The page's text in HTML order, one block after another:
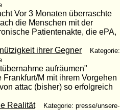
Vor 3 Monaten überraschte
die Menschen mit der
Patientenakte, die ePA,
ihrer Gegner
Kategorie:
aufräumen"
M mit ihrem Vorgehen
attac (bisher) so erfolgreich
Realität
Kategorie: presse/unsere-